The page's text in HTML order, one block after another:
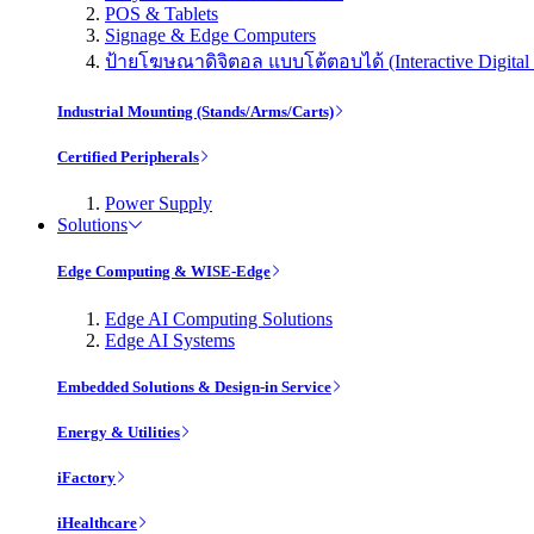
POS & Tablets
Signage & Edge Computers
ป้ายโฆษณาดิจิตอล แบบโต้ตอบได้ (Interactive Digital
Industrial Mounting (Stands/Arms/Carts)
Certified Peripherals
Power Supply
Solutions
Edge Computing & WISE-Edge
Edge AI Computing Solutions
Edge AI Systems
Embedded Solutions & Design-in Service
Energy & Utilities
iFactory
iHealthcare